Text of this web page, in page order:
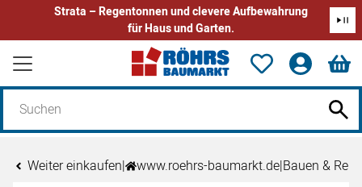
Strata – Regentonnen und clevere Aufbewahrung
für Haus und Garten.
Zum Hauptinhalt springen
Weiter einkaufen| www.roehrs-baumarkt.de|Bauen &